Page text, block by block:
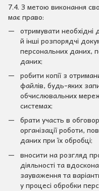
7.4. З метою виконання
має право:
отримувати необхідні
й інші розпорядчі
персональних даних,
даних;
робити копії з
файлів, будь-яких
обчислювальних
системах;
брати участь в
організації роботи,
даних при їх обробці;
вносити на розгляд
діяльності та
зауваження та
у процесі обробки